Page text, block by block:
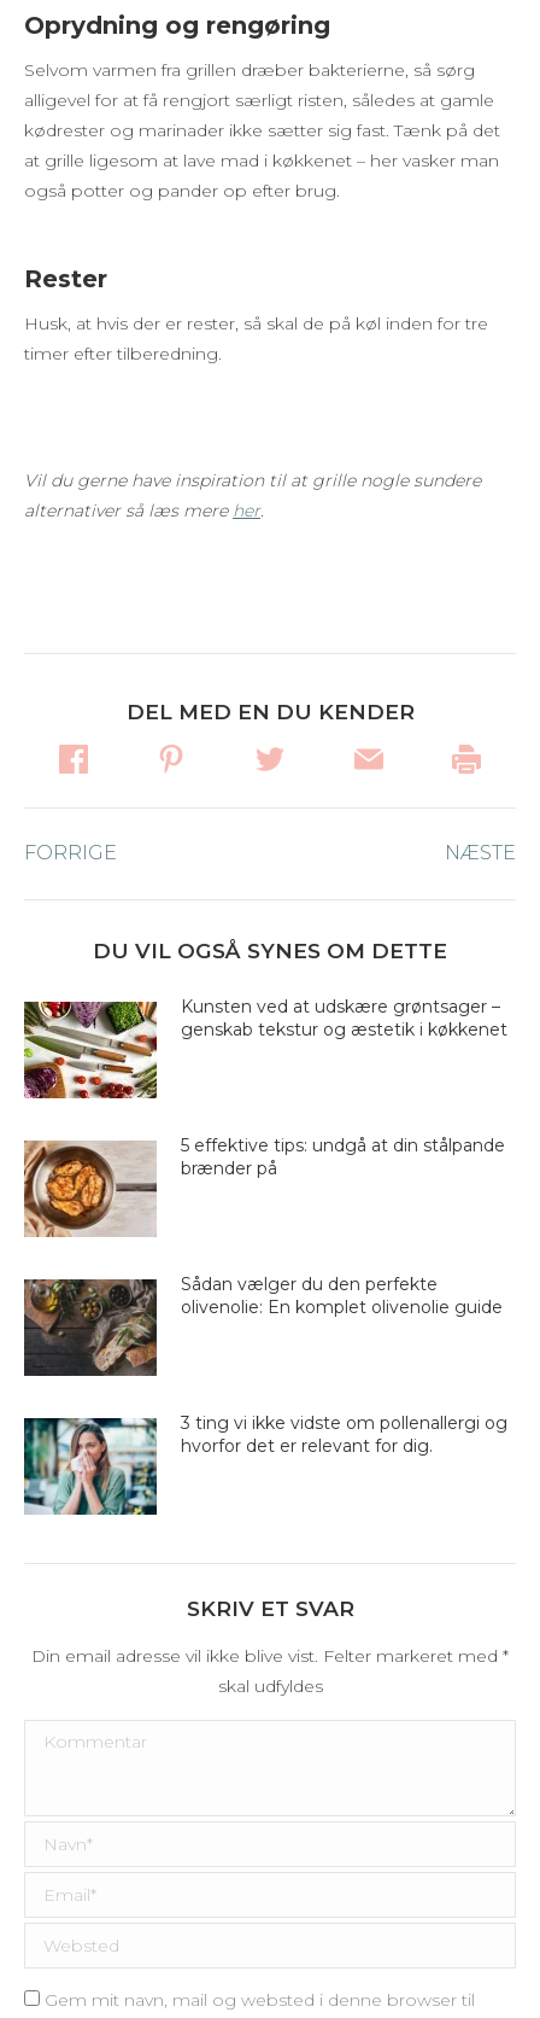
Oprydning og rengøring
Selvom varmen fra grillen dræber bakterierne, så sørg
alligevel for at få rengjort særligt risten, således at gamle
kødrester og marinader ikke sætter sig fast. Tænk på det
at grille ligesom at lave mad i køkkenet – her vasker man
også potter og pander op efter brug.
Rester
Husk, at hvis der er rester, så skal de på køl inden for tre
timer efter tilberedning.
Vil du gerne have inspiration til at grille nogle sundere
alternativer så læs mere her.
DEL MED EN DU KENDER
navigation
FORRIGE NÆSTE
DU VIL OGSÅ SYNES OM DETTE
Kunsten ved at udskære grøntsager –
genskab tekstur og æstetik i køkkenet
5 effektive tips: undgå at din stålpande
brænder på
Sådan vælger du den perfekte
olivenolie: En komplet olivenolie guide
3 ting vi ikke vidste om pollenallergi og
hvorfor det er relevant for dig.
SKRIV ET SVAR
Din email adresse vil ikke blive vist. Felter markeret med *
skal udfyldes
Kommentar
Navn *
Email *
Websted
Gem mit navn, mail og websted i denne browser til